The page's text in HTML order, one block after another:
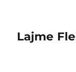
Lajme